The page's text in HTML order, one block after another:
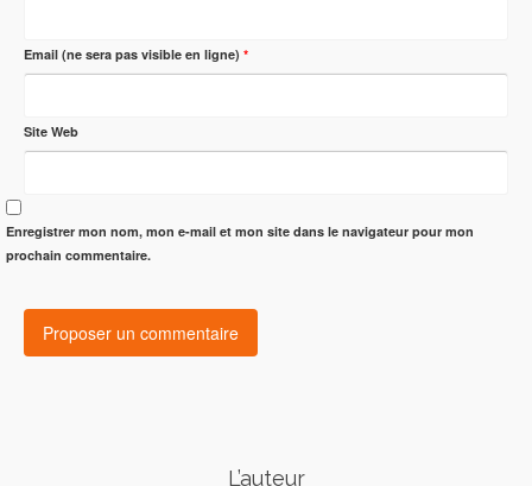
Email (ne sera pas visible en ligne) *
Site Web
Enregistrer mon nom, mon e-mail et mon site dans le navigateur pour mon
prochain commentaire.
L’auteur